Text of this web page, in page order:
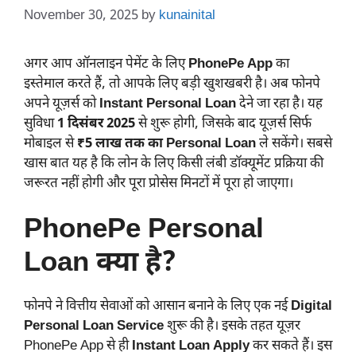
November 30, 2025 by kunainital
अगर आप ऑनलाइन पेमेंट के लिएPhonePe Appका
इस्तेमाल करते हैं, तो आपके लिए बड़ी खुशखबरी है। अब फोनपे
अपने यूज़र्स कोInstant Personal Loanदेने जा रहा है। यह
सुविधा1 दिसंबर 2025से शुरू होगी, जिसके बाद यूज़र्स सिर्फ
मोबाइल से₹5 लाख तक का Personal Loanले सकेंगे। सबसे
खास बात यह है कि लोन के लिए किसी लंबी डॉक्यूमेंट प्रक्रिया की
जरूरत नहीं होगी और पूरा प्रोसेस मिनटों में पूरा हो जाएगा।
PhonePe Personal
Loan क्या है?
फोनपे ने वित्तीय सेवाओं को आसान बनाने के लिए एक नईDigital
Personal Loan Serviceशुरू की है। इसके तहत यूज़र
PhonePe App से हीInstant Loan Applyकर सकते हैं। इस